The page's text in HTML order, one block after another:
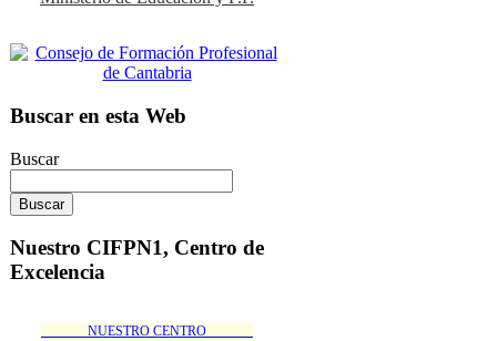
Buscar en esta Web
Buscar
Nuestro CIFPN1, Centro de
Excelencia
_______NUESTRO CENTRO_______